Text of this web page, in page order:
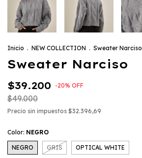
Inicio . NEW COLLECTION . Sweater Narciso
Sweater Narciso
$39.200 -20% OFF
$49.000
Precio sin impuestos $32.396,69
Color: NEGRO
NEGRO GRIS OPTICAL WHITE